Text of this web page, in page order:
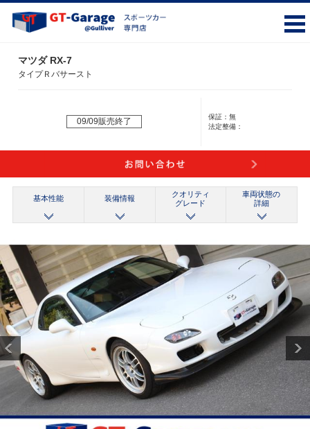
マツダ RX-7
タイプＲバサースト
09/09販売終了 保証：無
法定整備：
基本性能 装備情報
クオリティ
グレード
車両状態の
詳細